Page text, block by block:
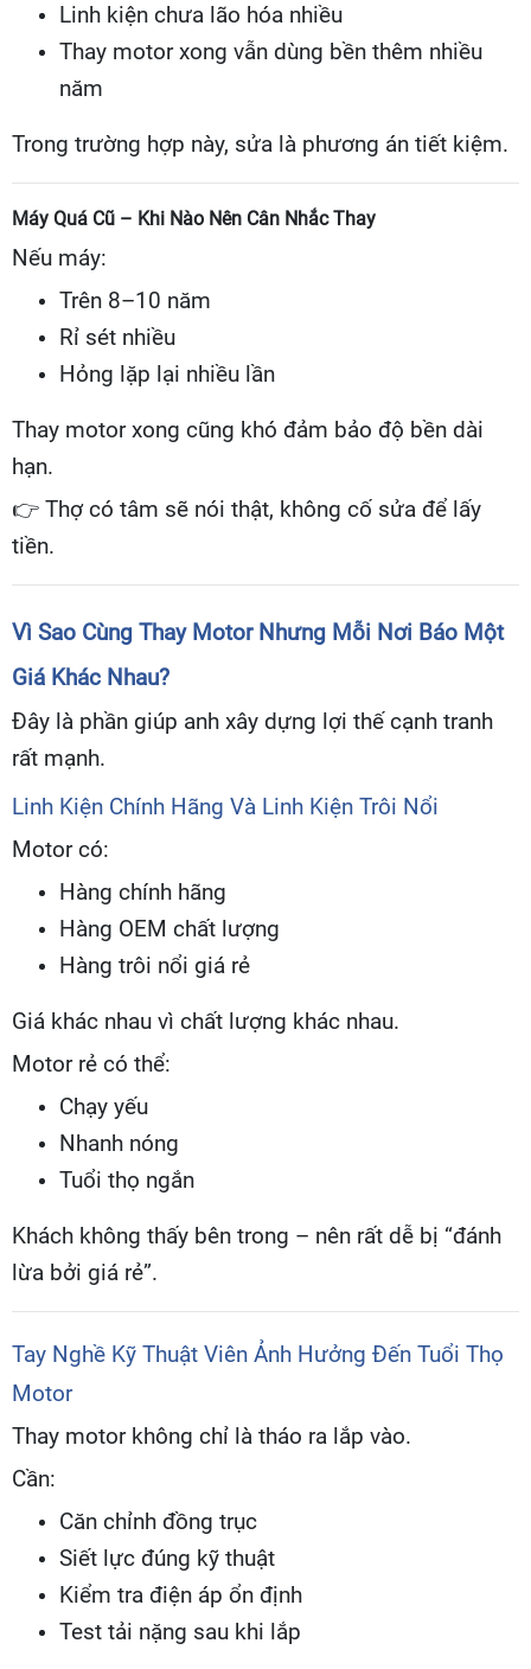
Linh kiện chưa lão hóa nhiều
Thay motor xong vẫn dùng bền thêm nhiều
năm
Trong trường hợp này, sửa là phương án tiết kiệm.
Máy Quá Cũ – Khi Nào Nên Cân Nhắc Thay
Nếu máy:
Trên 8–10 năm
Rỉ sét nhiều
Hỏng lặp lại nhiều lần
Thay motor xong cũng khó đảm bảo độ bền dài
hạn.
👉 Thợ có tâm sẽ nói thật, không cố sửa để lấy
tiền.
Vì Sao Cùng Thay Motor Nhưng Mỗi Nơi Báo Một
Giá Khác Nhau?
Đây là phần giúp anh xây dựng lợi thế cạnh tranh
rất mạnh.
Linh Kiện Chính Hãng Và Linh Kiện Trôi Nổi
Motor có:
Hàng chính hãng
Hàng OEM chất lượng
Hàng trôi nổi giá rẻ
Giá khác nhau vì chất lượng khác nhau.
Motor rẻ có thể:
Chạy yếu
Nhanh nóng
Tuổi thọ ngắn
Khách không thấy bên trong – nên rất dễ bị “đánh
lừa bởi giá rẻ”.
Tay Nghề Kỹ Thuật Viên Ảnh Hưởng Đến Tuổi Thọ
Motor
Thay motor không chỉ là tháo ra lắp vào.
Cần:
Căn chỉnh đồng trục
Siết lực đúng kỹ thuật
Kiểm tra điện áp ổn định
Test tải nặng sau khi lắp